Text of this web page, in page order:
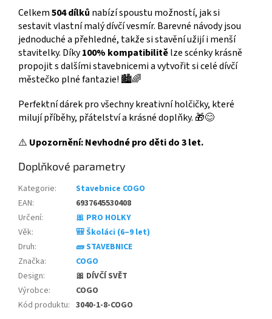
Celkem504 dílků nabízí spoustu možností, jak si
sestavit vlastní malý dívčí vesmír. Barevné návody jsou
jednoduché a přehledné, takže si stavění užijí i menší
stavitelky. Díky100% kompatibilitělze scénky krásně
propojit s dalšími stavebnicemi a vytvořit si celé dívčí
městečko plné fantazie! 🏙️🌈
Perfektní dárek pro všechny kreativní holčičky, které
milují příběhy, přátelství a krásné doplňky. 🎁😊
⚠️ Upozornění: Nevhodné pro děti do 3 let.
Doplňkové parametry
Kategorie:
Stavebnice COGO
EAN:
6937645530408
Určení:
🎀 PRO HOLKY
Věk:
🎒 Školáci (6–9 let)
Druh:
🧱 STAVEBNICE
Značka:
COGO
Design:
🎀 DÍVČÍ SVĚT
Výrobce:
COGO
Kód produktu: 3040-1-8-COGO